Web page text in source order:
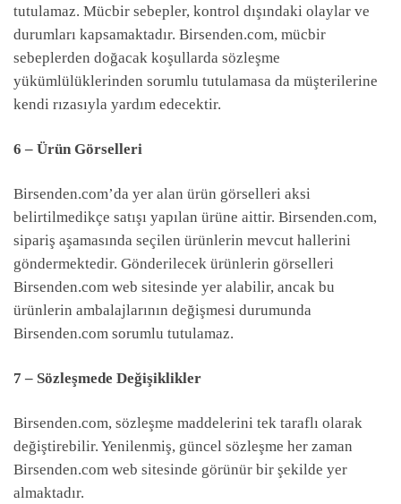
tutulamaz. Mücbir sebepler, kontrol dışındaki olaylar ve
durumları kapsamaktadır. Birsenden.com, mücbir
sebeplerden doğacak koşullarda sözleşme
yükümlülüklerinden sorumlu tutulamasa da müşterilerine
kendi rızasıyla yardım edecektir.
6 – Ürün Görselleri
Birsenden.com’da yer alan ürün görselleri aksi
belirtilmedikçe satışı yapılan ürüne aittir. Birsenden.com,
sipariş aşamasında seçilen ürünlerin mevcut hallerini
göndermektedir. Gönderilecek ürünlerin görselleri
Birsenden.com web sitesinde yer alabilir, ancak bu
ürünlerin ambalajlarının değişmesi durumunda
Birsenden.com sorumlu tutulamaz.
7 – Sözleşmede Değişiklikler
Birsenden.com, sözleşme maddelerini tek taraflı olarak
değiştirebilir. Yenilenmiş, güncel sözleşme her zaman
Birsenden.com web sitesinde görünür bir şekilde yer
almaktadır.